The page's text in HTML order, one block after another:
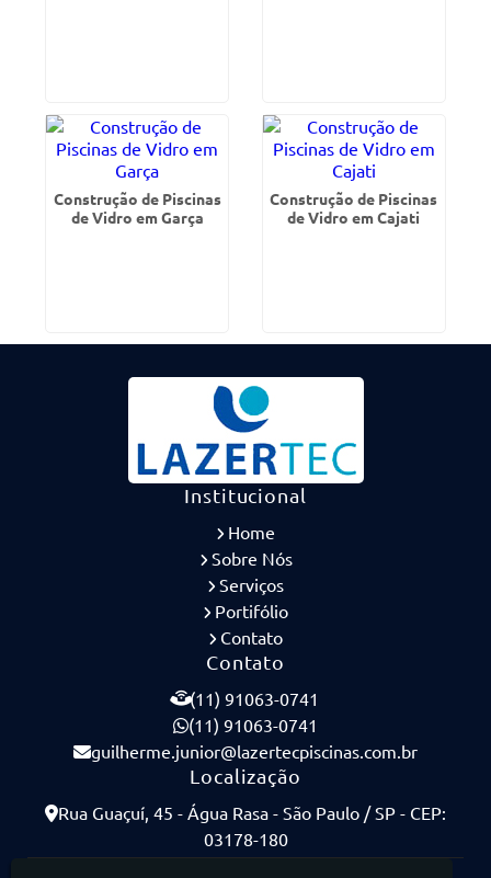
Construção de Piscinas
de Vidro em Garça
Construção de Piscinas
de Vidro em Cajati
Institucional
Home
Sobre Nós
Serviços
Portifólio
Contato
Contato
(11) 91063-0741
(11) 91063-0741
guilherme.junior@lazertecpiscinas.com.br
Localização
Rua Guaçuí, 45 - Água Rasa - São Paulo / SP - CEP:
03178-180